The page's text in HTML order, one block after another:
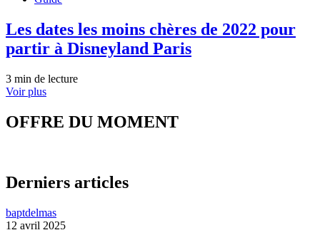
Les dates les moins chères de 2022 pour
partir à Disneyland Paris
3 min de lecture
Voir plus
OFFRE DU MOMENT
Derniers articles
baptdelmas
12 avril 2025